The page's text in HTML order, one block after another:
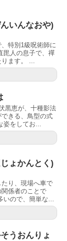
いんなおや)
特別1級呪術師に
毘人の息子で、禪
ります。 ...
黒恵が、十種影法
きる、鳥型の式
姿をしてお...
ょかんとく)
り、現場へ車で
係者のことで
いので、簡単な...
うおんりょ